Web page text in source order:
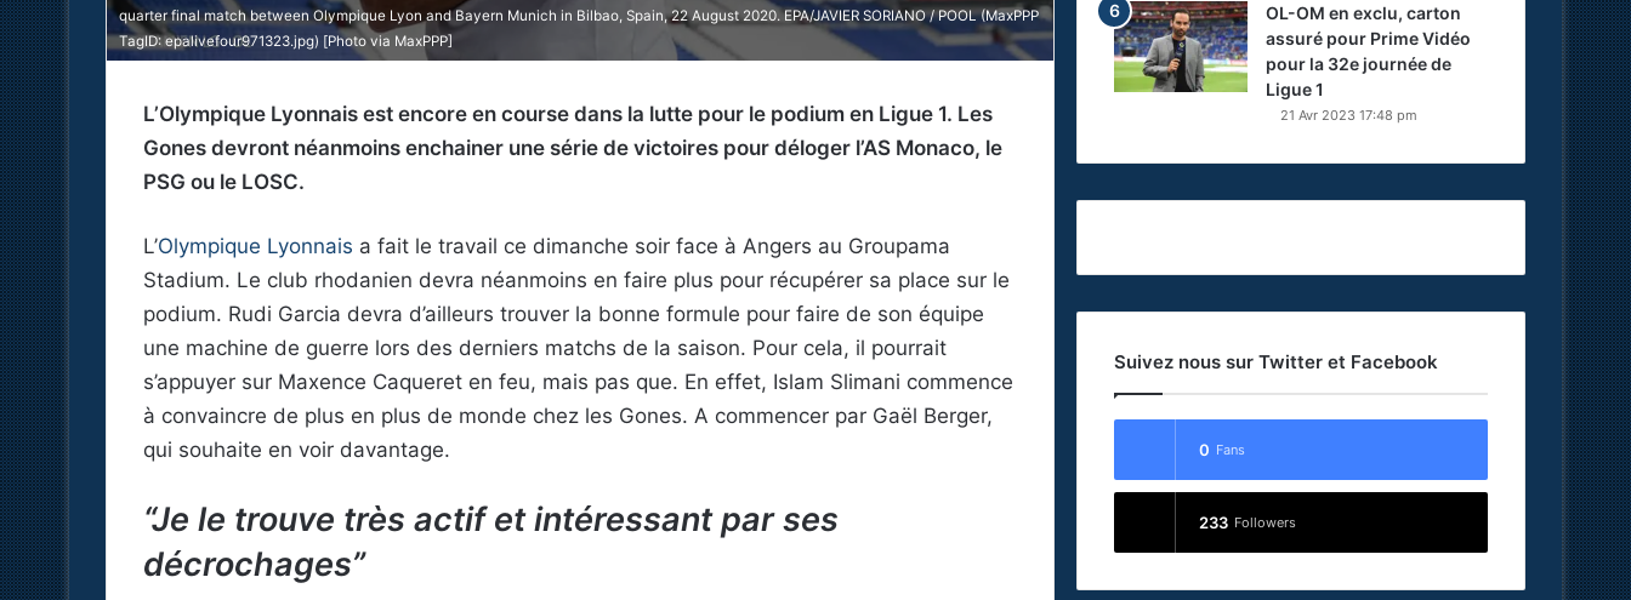
quarter final match between Olympique Lyon and Bayern Munich in Bilbao, Spain, 22 August 2020. EPA/JAVIER SORIANO / POOL (MaxPPP
TagID: epalivefour971323.jpg) [Photo via MaxPPP]
L’Olympique Lyonnais est encore en course dans la lutte pour le podium en Ligue 1. Les
Gones devront néanmoins enchainer une série de victoires pour déloger l’AS Monaco, le
PSG ou le LOSC.
L’Olympique Lyonnais a fait le travail ce dimanche soir face à Angers au Groupama
Stadium. Le club rhodanien devra néanmoins en faire plus pour récupérer sa place sur le
podium. Rudi Garcia devra d’ailleurs trouver la bonne formule pour faire de son équipe
une machine de guerre lors des derniers matchs de la saison. Pour cela, il pourrait
s’appuyer sur Maxence Caqueret en feu, mais pas que. En effet, Islam Slimani commence
à convaincre de plus en plus de monde chez les Gones. A commencer par Gaël Berger,
qui souhaite en voir davantage.
“Je le trouve très actif et intéressant par ses
décrochages”
OL-OM en exclu, carton
assuré pour Prime Vidéo
pour la 32e journée de
Ligue 1
21 Avr 2023 17:48 pm
Suivez nous sur Twitter et Facebook
0 Fans
233 Followers